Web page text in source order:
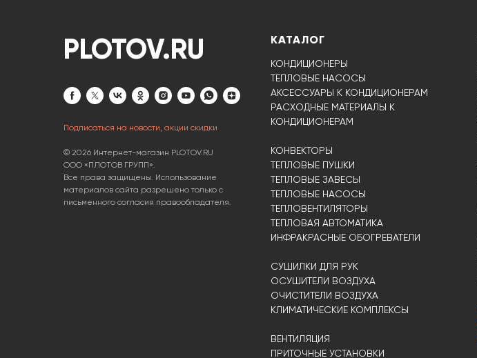
PLOTOV.RU
Подписаться на новости, акции скидки
© 2026 Интернет-магазин PLOTOV.RU
ООО «ПЛОТОВ ГРУПП».
Все права защищены. Использование
материалов сайта разрешено только с
письменного согласия правообладателя.
КАТАЛОГ
КОНДИЦИОНЕРЫ
ТЕПЛОВЫЕ НАСОСЫ
АКСЕССУАРЫ К КОНДИЦИОНЕРАМ
РАСХОДНЫЕ МАТЕРИАЛЫ К
КОНДИЦИОНЕРАМ
КОНВЕКТОРЫ
ТЕПЛОВЫЕ ПУШКИ
ТЕПЛОВЫЕ ЗАВЕСЫ
ТЕПЛОВЫЕ НАСОСЫ
ТЕПЛОВЕНТИЛЯТОРЫ
ТЕПЛОВАЯ АВТОМАТИКА
ИНФРАКРАСНЫЕ ОБОГРЕВАТЕЛИ
СУШИЛКИ ДЛЯ РУК
ОСУШИТЕЛИ ВОЗДУХА
ОЧИСТИТЕЛИ ВОЗДУХА
КЛИМАТИЧЕСКИЕ КОМПЛЕКСЫ
ВЕНТИЛЯЦИЯ
ПРИТОЧНЫЕ УСТАНОВКИ